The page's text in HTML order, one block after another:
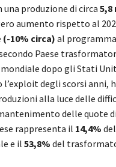
una produzione di circa 5,8
aumento rispetto al
(-10% circa) al
Paese
dopo gli Stati
l’exploit degli scorsi anni,
alla luce delle
delle quote
rappresenta il 14,4%
e il 53,8% del